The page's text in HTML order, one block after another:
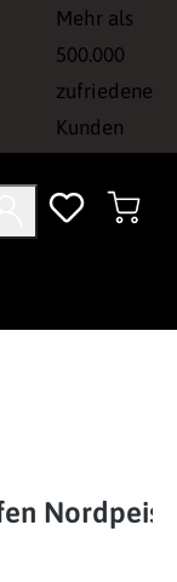
Mehr als
500.000
zufriedene
Kunden
Nordpeis